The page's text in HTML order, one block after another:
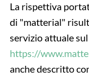
La rispettiva
di "matterial"
servizio attuale
https://
anche descritto